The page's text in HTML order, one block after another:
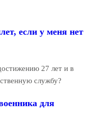
если у меня нет
27 лет и в
службу?
для